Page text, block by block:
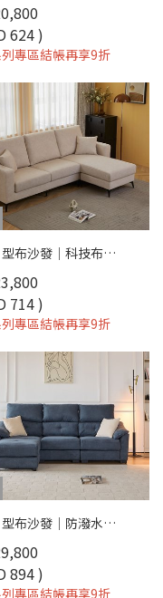
624 )
專區結帳再享9折
路卡 L 型布沙發｜科技布防刮 × 活動腳椅 × 小宅平價首選 – 方願系列
714 )
專區結帳再享9折
維克 L 型布沙發｜防潑水科技布 × 可拆洗布套 × 小宅舒適推薦 – 方願系列
894 )
專區結帳再享9折